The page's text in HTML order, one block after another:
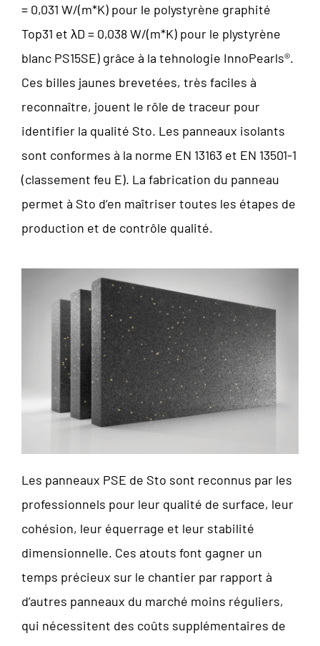
= 0,031 W/(m*K) pour le polystyrène graphité
Top31 et λD = 0,038 W/(m*K) pour le plystyrène
blanc PS15SE) grâce à la tehnologie InnoPearls®.
Ces billes jaunes brevetées, très faciles à
reconnaître, jouent le rôle de traceur pour
identifier la qualité Sto. Les panneaux isolants
sont conformes à la norme EN 13163 et EN 13501-1
(classement feu E). La fabrication du panneau
permet à Sto d‘en maîtriser toutes les étapes de
production et de contrôle qualité.
Les panneaux PSE de Sto sont reconnus par les
professionnels pour leur qualité de surface, leur
cohésion, leur équerrage et leur stabilité
dimensionnelle. Ces atouts font gagner un
temps précieux sur le chantier par rapport à
d’autres panneaux du marché moins réguliers,
qui nécessitent des coûts supplémentaires de